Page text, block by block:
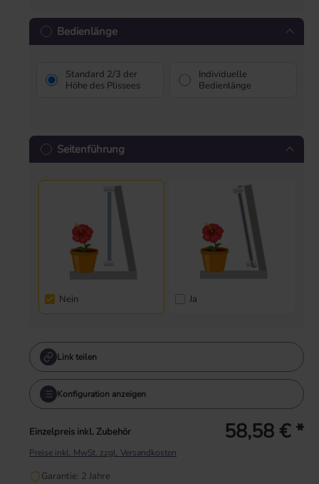
Bedienlänge
Standard 2/3 der
Höhe des Plissees
Individuelle
Bedienlänge
Seitenführung
Nein Ja
Link teilen
Konfiguration anzeigen
Einzelpreis inkl. Zubehör 58,58 € *
Preise inkl. MwSt. zzgl. Versandkosten
Garantie: 2 Jahre